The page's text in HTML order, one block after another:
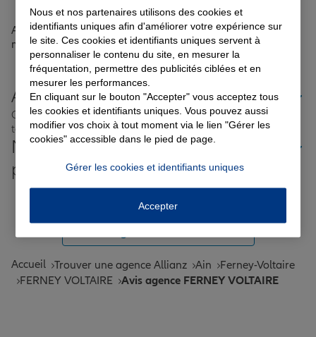
Protection juridique
Retraite
Tous nos devis d'assurance
Aucun avis sur votre agence n'a été retrouvé pour le
moment
Allianz proche de chez vous
Où que vous soyez en France, nos agences Allianz sont
toujours près de chez vous.
Nos offres d'assurance dans les
plus grandes villes de France
Accueil Trouver une agence Allianz Ain
Ferney-Voltaire
FERNEY VOLTAIRE
Avis agence FERNEY VOLTAIRE
Nous et nos partenaires utilisons des cookies et
identifiants uniques afin d'améliorer votre expérience sur
le site. Ces cookies et identifiants uniques servent à
personnaliser le contenu du site, en mesurer la
fréquentation, permettre des publicités ciblées et en
mesurer les performances.
En cliquant sur le bouton "Accepter" vous acceptez tous
les cookies et identifiants uniques. Vous pouvez aussi
modifier vos choix à tout moment via le lien "Gérer les
cookies" accessible dans le pied de page.
Gérer les cookies et identifiants uniques
Accepter